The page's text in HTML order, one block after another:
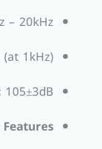
– 20kHz.
1kHz).
105±3dB.